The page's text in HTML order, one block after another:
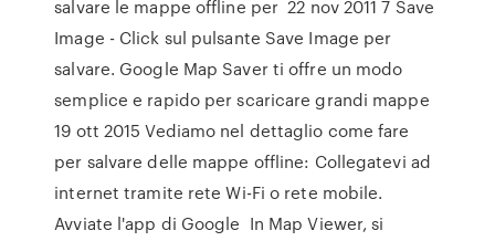
salvare le mappe offline per 22 nov 2011 7 Save
Image - Click sul pulsante Save Image per
salvare. Google Map Saver ti offre un modo
semplice e rapido per scaricare grandi mappe
19 ott 2015 Vediamo nel dettaglio come fare
per salvare delle mappe offline: Collegatevi ad
internet tramite rete Wi-Fi o rete mobile.
Avviate l'app di Google In Map Viewer, si